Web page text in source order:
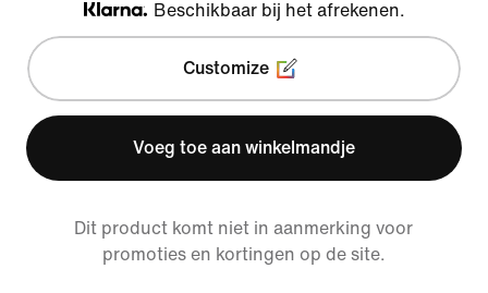
Klarna
Beschikbaar bij het afrekenen.
Customize
Voeg toe aan winkelmandje
Dit product komt niet in aanmerking voor
promoties en kortingen op de site.